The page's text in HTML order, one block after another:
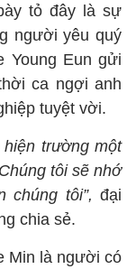
tỏ đây là sự
người yêu quý
Young Eun gửi
ca ngợi anh
tuyệt vời.
trường một
tôi sẽ nhớ
chúng tôi”, đại
chia sẻ.
Min là người có